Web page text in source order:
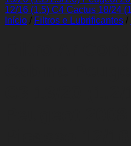
Início / Filtros e Lubrificantes /